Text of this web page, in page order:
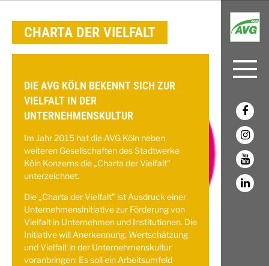
CHARTA DER VIELFALT
DIE AVG KÖLN BEKENNT SICH ZUR
VIELFALT IN DER
UNTERNEHMENSKULTUR
Im Jahr 2015 hat die AVG Köln neben
weiteren Gesellschaften des Stadtwerke
Köln Konzerns die „Charta der Vielfalt"
unterzeichnet.
Die „Charta der Vielfalt" ist Ausdruck einer
Unternehmensinitiative zur Förderung von
Vielfalt in Unternehmen und Institutionen. Die
Initiative will Anerkennung, Wertschätzung
und Vielfalt in der Unternehmenskultur
voranbringen: Es soll ein Arbeitsumfeld